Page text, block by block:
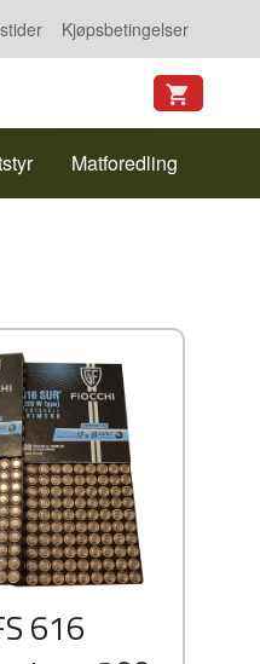
Kjøpsbetingelser
Matforedling
616